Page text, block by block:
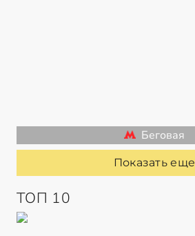
Беговая
Показать еще
ТОП 10